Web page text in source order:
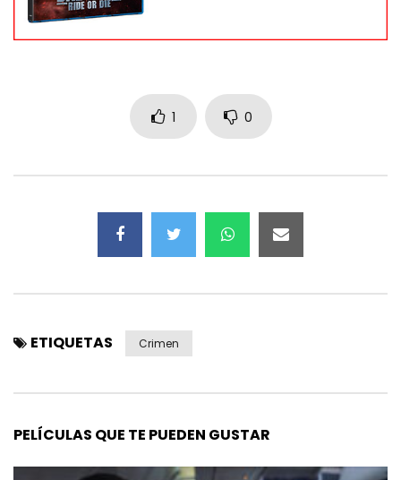
1 0
ETIQUETAS Crimen
PELÍCULAS QUE TE PUEDEN GUSTAR